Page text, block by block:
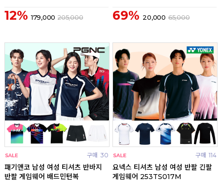
12% 179,000 205,000 69% 20,000 65,000
구매 30
패기앤코 남성 여성 티셔츠 반바지
반팔 게임웨어 배드민턴복
구매 114
요넥스 티셔츠 남성 여성 반팔 긴팔
게임웨어 253TS017M